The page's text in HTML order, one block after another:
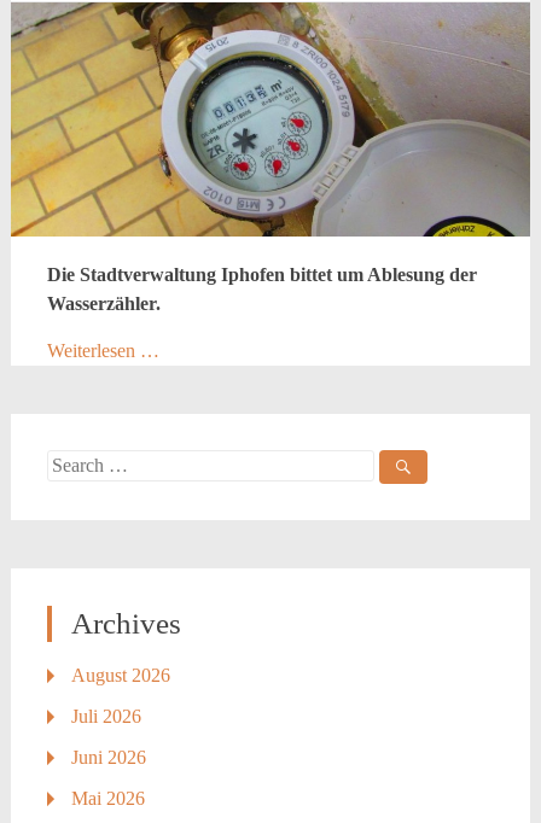
Die Stadtverwaltung Iphofen bittet um Ablesung der
Wasserzähler.
Weiterlesen …
Search
Archives
August 2026
Juli 2026
Juni 2026
Mai 2026